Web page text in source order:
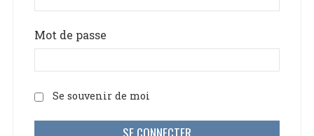
Mot de passe
Se souvenir de moi